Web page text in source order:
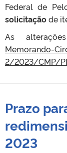
Federal de
solicitaçãode
As
2/2023/CMP/
Prazo
2023